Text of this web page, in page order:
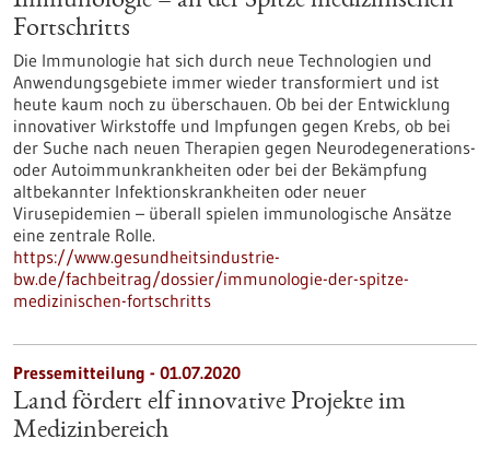
Fortschritts
Die Immunologie hat sich durch neue Technologien und
Anwendungsgebiete immer wieder transformiert und ist
heute kaum noch zu überschauen. Ob bei der Entwicklung
innovativer Wirkstoffe und Impfungen gegen Krebs, ob bei
der Suche nach neuen Therapien gegen Neurodegenerations-
oder Autoimmunkrankheiten oder bei der Bekämpfung
altbekannter Infektionskrankheiten oder neuer
Virusepidemien – überall spielen immunologische Ansätze
eine zentrale Rolle.
https://www.gesundheitsindustrie-
bw.de/fachbeitrag/dossier/immunologie-der-spitze-
medizinischen-fortschritts
Pressemitteilung - 01.07.2020
Land fördert elf innovative Projekte im
Medizinbereich